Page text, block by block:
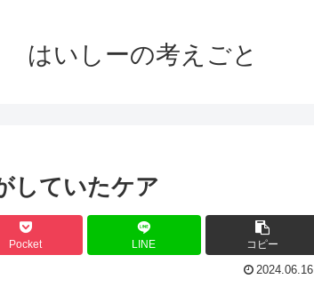
はいしーの考えごと
していたケア
Pocket LINE コピー
2024.06.16